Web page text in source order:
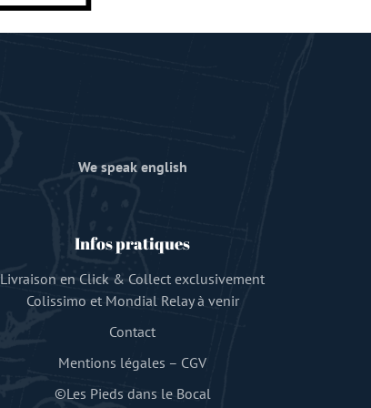
We speak english
Infos pratiques
Livraison en Click & Collect exclusivement
Colissimo et Mondial Relay à venir
Contact
Mentions légales – CGV
©Les Pieds dans le Bocal